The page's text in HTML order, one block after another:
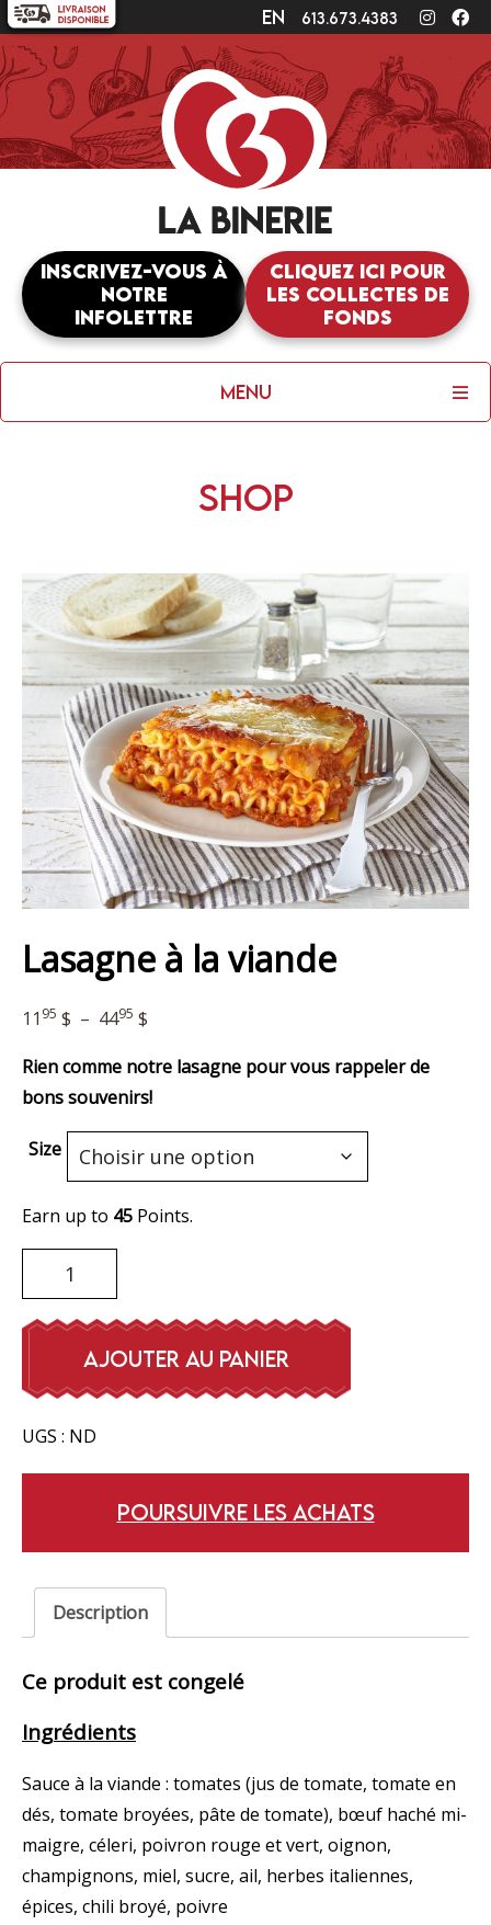
en 613.673.4383
Inscrivez-vous à
notre
infolettre
Cliquez ici pour
les collectes de
fonds
Menu
Shop
Lasagne à la viande
11 95 $ – 4495 $
prix :
11,95 $
à
44,95 $
Rien comme notre lasagne pour vous rappeler de
bons souvenirs!
Size
Earn up to 45 Points.
quantité
de
Lasagne
la
AJOUTER AU PANIER
UGS : ND
POURSUIVRE LES ACHATS
Description
Ce produit est congelé
Ingrédients
Sauce à la viande : tomates (jus de tomate, tomate en
dés, tomate broyées, pâte de tomate), bœuf haché mi-
maigre, céleri, poivron rouge et vert, oignon,
champignons, miel, sucre, ail, herbes italiennes,
épices, chili broyé, poivre